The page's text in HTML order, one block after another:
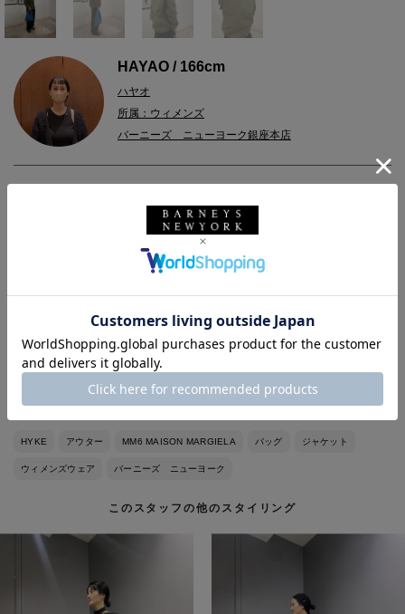
HAYAO / 166cm
ハヤオ
所属：ウィメンズ
バーニーズ ニューヨーク銀座本店
＜ハイク＞のトップスは、裾の紐の調整でコーディネートの幅を
広げれる優秀アイテムです！
薄くて軽いので、暑い時は肩や腰に巻くこともできます。
ジップアップではないので、フードの立ち具合がとても可愛い一
枚です。
HYKE アウター MM6 MAISON MARGIELA バッグ ジャケット
ウィメンズウェア バーニーズ ニューヨーク
このスタッフの他のスタイリング